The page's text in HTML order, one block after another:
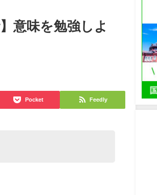
意味を勉強しよ
Pocket Feedly